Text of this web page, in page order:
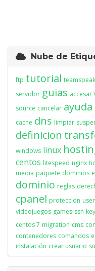
Nube de
ftp tutorial teamspeak
servidor guias accesar
source cancelar ayuda
cache dns limpiar
definicion
windows linux
centos litespeed nginx
media paquete dominios
dominio reglas
cpanel proteccion user
videojuegos games ssh
centos 7 migration cms
contenedores comandos
instalación crear usuario